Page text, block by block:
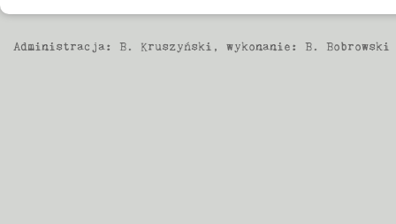
Administracja: B. Kruszyński , wykonanie: B. Bobrowski